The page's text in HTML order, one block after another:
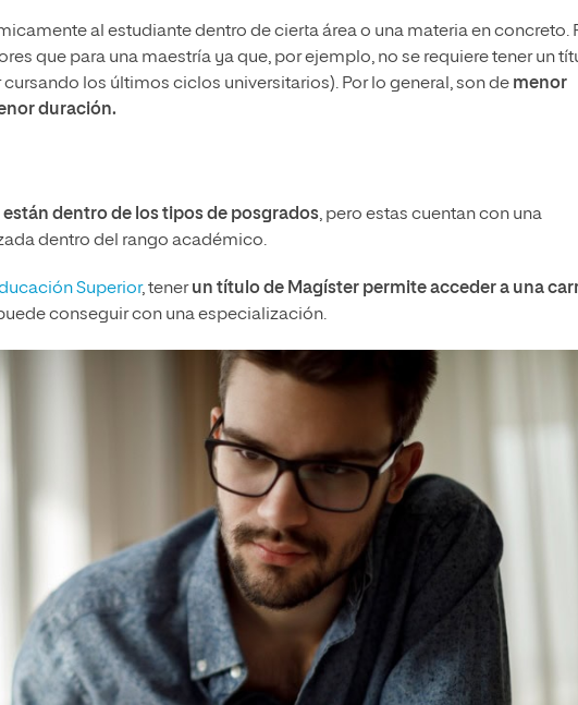
al estudiante dentro de cierta área o una materia en concreto.
que para una maestría ya que, por ejemplo, no se requiere tener un
los últimos ciclos universitarios). Por lo general, son de menor
duración.
dentro de los tipos de posgrados, pero estas cuentan con una
dentro del rango académico.
Superior, tenerun título de Magíster permite acceder a una
conseguir con una especialización.